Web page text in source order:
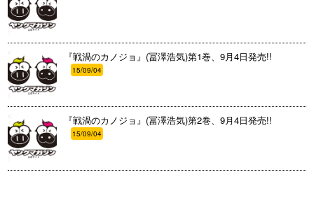
『戦渦のカノジョ』(冨澤浩気)第1巻、9月4日発売!!
15/09/04
『戦渦のカノジョ』(冨澤浩気)第2巻、9月4日発売!!
15/09/04